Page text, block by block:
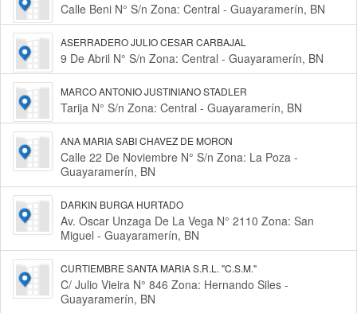
Calle Beni N° S/n Zona: Central - Guayaramerín, BN
ASERRADERO JULIO CESAR CARBAJAL
9 De Abril N° S/n Zona: Central - Guayaramerín, BN
MARCO ANTONIO JUSTINIANO STADLER
Tarija N° S/n Zona: Central - Guayaramerín, BN
ANA MARIA SABI CHAVEZ DE MORON
Calle 22 De Noviembre N° S/n Zona: La Poza -
Guayaramerín, BN
DARKIN BURGA HURTADO
Av. Oscar Unzaga De La Vega N° 2110 Zona: San
Miguel - Guayaramerín, BN
CURTIEMBRE SANTA MARIA S.R.L. "C.S.M."
C/ Julio Vieira N° 846 Zona: Hernando Siles -
Guayaramerín, BN